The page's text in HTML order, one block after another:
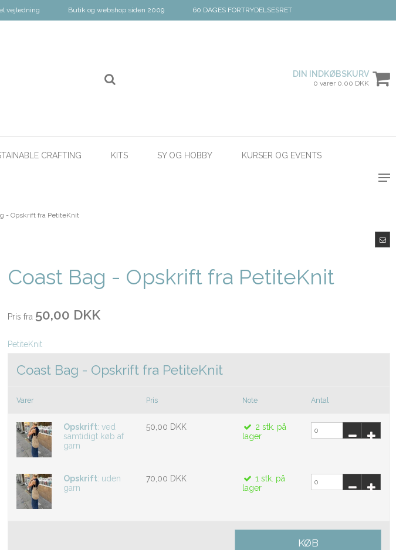
vejledning Butik og webshop siden 2009 60 DAGES FORTRYDELSESRET
DIN INDKØBSKURV
0 varer 0,00 DKK
CRAFTING KITS SY OG HOBBY KURSER OG EVENTS
- Opskrift fra PetiteKnit
Coast Bag - Opskrift fra PetiteKnit
Pris fra 50,00 DKK
PetiteKnit
Coast Bag - Opskrift fra PetiteKnit
Varer Pris Note Antal
Opskrift:ved
samtidigt køb af
garn
50,00 DKK 2 stk. på
lager
Opskrift: uden
garn
70,00 DKK 1 stk. på
lager
KØB